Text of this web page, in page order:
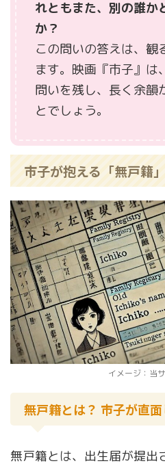
れともまた、別の誰か
か？
この問いの答えは、観
ます。映画『市子』は
問いを残し、長く余韻
とでしょう。
市子が抱える「無戸籍
イメージ：当
無戸籍とは？ 市子が直
無戸籍とは、出生届が提出